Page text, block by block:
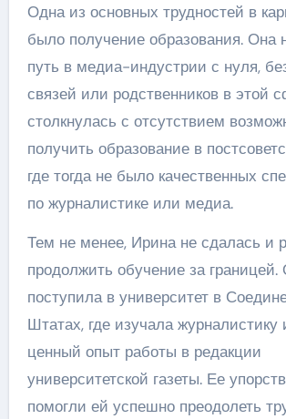
Одна из основных трудностей в
было получение образования. Она
путь в медиа-индустрии с нуля,
связей или родственников в этой
столкнулась с отсутствием
получить образование в
где тогда не было качественных
по журналистике или медиа.
Тем не менее, Ирина не сдалась и
продолжить обучение за границей.
поступила в университет в
Штатах, где изучала журналистику
ценный опыт работы в редакции
университетской газеты. Ее
помогли ей успешно преодолеть